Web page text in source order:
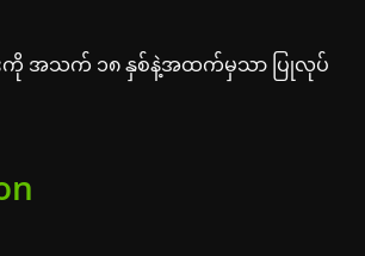
းကို အသက် ၁၈ နှစ်နဲ့အထက်မှသာ ပြုလုပ်